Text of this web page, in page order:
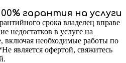
гарантия на услуги
срока владелец вправе
недостатков в услуге на
включая необходимые работы по
является офертой, свяжитесь